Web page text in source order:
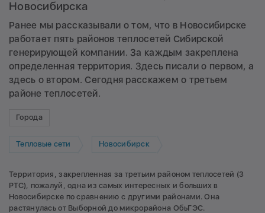
Новосибирска
Ранее мы рассказывали о том, что в Новосибирске
работает пять районов теплосетей Сибирской
генерирующей компании. За каждым закреплена
определенная территория. Здесь писали о первом, а
здесь о втором. Сегодня расскажем о третьем
районе теплосетей.
Города
Тепловые сети Новосибирск
Территория, закрепленная за третьим районом теплосетей (3
РТС), пожалуй, одна из самых интересных и больших в
Новосибирске по сравнению с другими районами. Она
растянулась от Выборной до микрорайона ОбьГЭС.